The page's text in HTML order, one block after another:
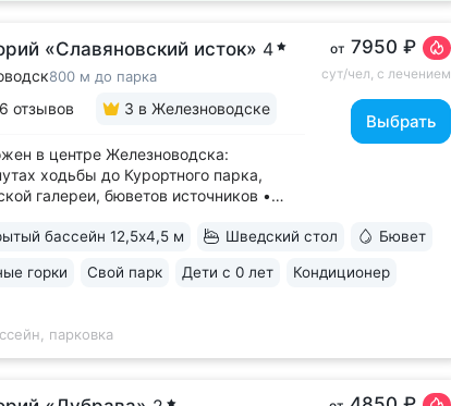
«Славяновский исток» 4
800 м до парка
отзывов 3 в Железноводске
в центре Железноводска:
ходьбы до Курортного парка,
галереи, бюветов источников •
водой № 61, которую можно
типа показан для лечения
от 7950 ₽
сут/чел, с лечением
Выбрать
бассейн 12,5х4,5 м Шведский стол Бювет
горки Свой парк Дети с 0 лет Кондиционер
парковка